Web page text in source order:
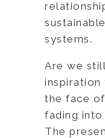
systems.
Are we
inspiration
the face
fading into
The